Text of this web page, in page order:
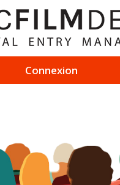
Connexion